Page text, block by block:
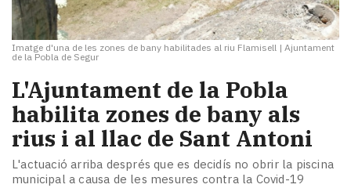
Imatge d'una de les zones de bany habilitades al riu Flamisell | Ajuntament
de la Pobla de Segur
L'Ajuntament de la Pobla
habilita zones de bany als
rius i al llac de Sant Antoni
L'actuació arriba després que es decidís no obrir la piscina
municipal a causa de les mesures contra la Covid-19